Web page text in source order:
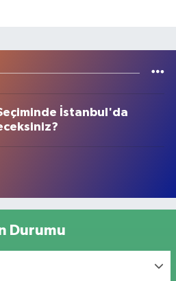
İstanbul'da
Durumu